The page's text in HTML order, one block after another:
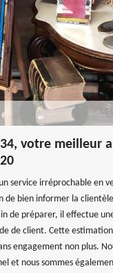
votre meilleur
service irréprochable en
de bien informer la
de préparer, il effectue
de client. Cette
engagement non plus.
et nous sommes